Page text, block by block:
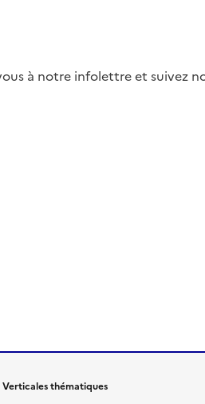
à notre infolettre et suivez
Verticales thématiques